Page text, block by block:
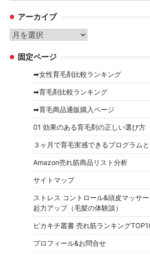
ゴ
リ
ー
アーカイブ
ア
カ 固定ページ
➡女性育毛剤比較ランキング
➡育毛剤比較ランキング
➡育毛商品通販購入ページ
01 効果のある育毛剤の正しい選び方
３ヶ月で育毛実感できるプログラム
Amazon売れ筋商品リスト分析
サイトマップ
ストレス コントロール&頭皮マッサ
起力アップ（毛髪の体験談）
ピカキチ叢書 売れ筋ランキング
プロフィール&お問合せ